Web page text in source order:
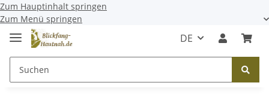
Zum Hauptinhalt springen
Zum Menü springen
DE